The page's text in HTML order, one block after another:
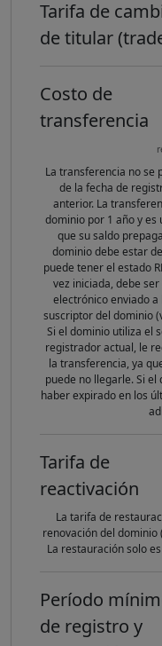
Tarifa de
de titular
Costo de
transferencia
La transferencia no se
de la fecha de
anterior. La
dominio por 1 año y es
que su saldo
dominio debe estar
puede tener el estado
vez iniciada, debe
electrónico enviado
suscriptor del dominio
Si el dominio utiliza el
registrador actual, le
la transferencia, ya
puede no llegarle. Si
haber expirado en los
Tarifa de
reactivación
La tarifa de
renovación del dominio
La restauración solo
Período
de registro y